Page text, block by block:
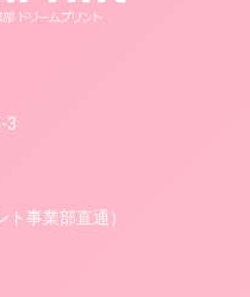
3
事業部直通）